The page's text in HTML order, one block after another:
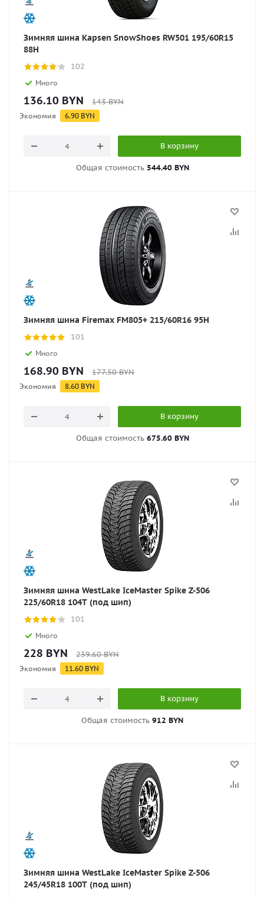
Зимняя шина Kapsen SnowShoes RW501 195/60R15
88H
102
Много
136.10 BYN 143BYN
Экономия 6.90 BYN
В корзину
Общая стоимость 544.40 BYN
Зимняя шина Firemax FM805+ 215/60R16 95H
101
Много
168.90 BYN 177.50BYN
Экономия 8.60 BYN
В корзину
Общая стоимость 675.60 BYN
Зимняя шина WestLake IceMaster Spike Z-506
225/60R18 104T (под шип)
101
Много
228 BYN 239.60BYN
Экономия 11.60 BYN
В корзину
Общая стоимость 912 BYN
Зимняя шина WestLake IceMaster Spike Z-506
245/45R18 100T (под шип)